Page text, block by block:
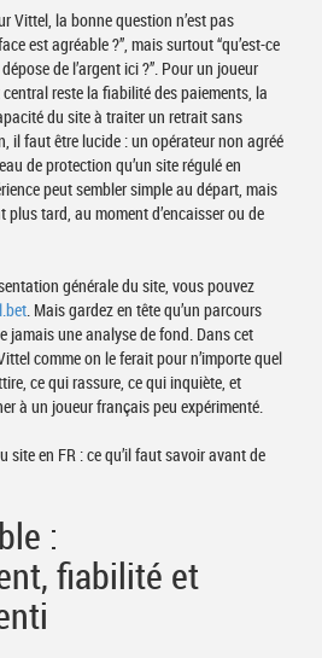
Vittel, la bonne question n’est pas
est agréable ?”, mais surtout “qu’est-ce
de l’argent ici ?”. Pour un joueur
reste la fiabilité des paiements, la
du site à traiter un retrait sans
il faut être lucide : un opérateur non agréé
de protection qu’un site régulé en
peut sembler simple au départ, mais
tard, au moment d’encaisser ou de
générale du site, vous pouvez
. Mais gardez en tête qu’un parcours
jamais une analyse de fond. Dans cet
comme on le ferait pour n’importe quel
ce qui rassure, ce qui inquiète, et
à un joueur français peu expérimenté.
:
fiabilité et